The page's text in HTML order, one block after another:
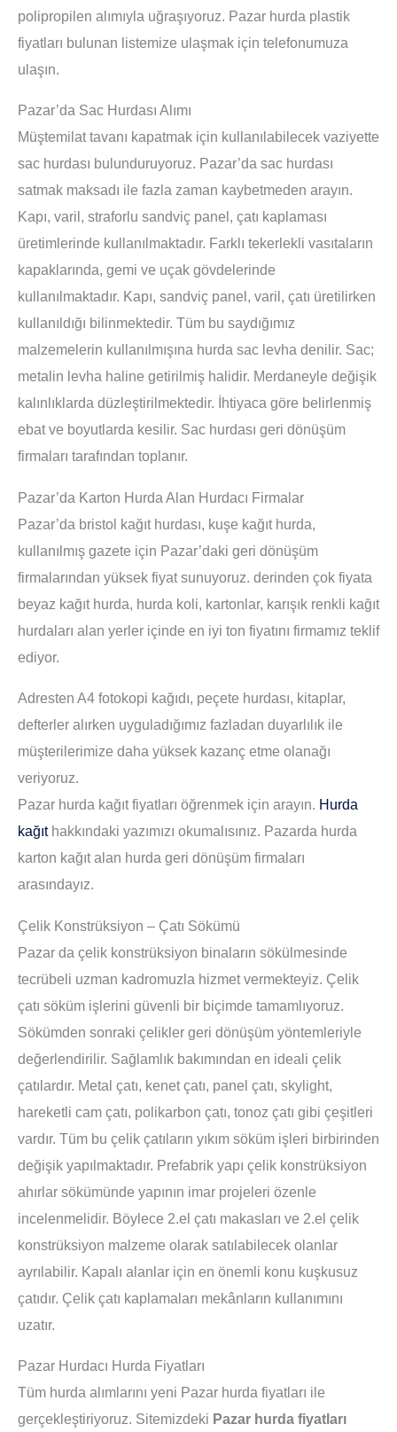
polipropilen alımıyla uğraşıyoruz. Pazar hurda plastik
fiyatları bulunan listemize ulaşmak için telefonumuza
ulaşın.
Pazar’da Sac Hurdası Alımı
Müştemilat tavanı kapatmak için kullanılabilecek vaziyette
sac hurdası bulunduruyoruz. Pazar’da sac hurdası
satmak maksadı ile fazla zaman kaybetmeden arayın.
Kapı, varil, straforlu sandviç panel, çatı kaplaması
üretimlerinde kullanılmaktadır. Farklı tekerlekli vasıtaların
kapaklarında, gemi ve uçak gövdelerinde
kullanılmaktadır. Kapı, sandviç panel, varil, çatı üretilirken
kullanıldığı bilinmektedir. Tüm bu saydığımız
malzemelerin kullanılmışına hurda sac levha denilir. Sac;
metalin levha haline getirilmiş halidir. Merdaneyle değişik
kalınlıklarda düzleştirilmektedir. İhtiyaca göre belirlenmiş
ebat ve boyutlarda kesilir. Sac hurdası geri dönüşüm
firmaları tarafından toplanır.
Pazar’da Karton Hurda Alan Hurdacı Firmalar
Pazar’da bristol kağıt hurdası, kuşe kağıt hurda,
kullanılmış gazete için Pazar’daki geri dönüşüm
firmalarından yüksek fiyat sunuyoruz. derinden çok fiyata
beyaz kağıt hurda, hurda koli, kartonlar, karışık renkli kağıt
hurdaları alan yerler içinde en iyi ton fiyatını firmamız teklif
ediyor.
Adresten A4 fotokopi kağıdı, peçete hurdası, kitaplar,
defterler alırken uyguladığımız fazladan duyarlılık ile
müşterilerimize daha yüksek kazanç etme olanağı
veriyoruz.
Pazar hurda kağıt fiyatları öğrenmek için arayın. Hurda
kağıthakkındaki yazımızı okumalısınız. Pazarda hurda
karton kağıt alan hurda geri dönüşüm firmaları
arasındayız.
Çelik Konstrüksiyon – Çatı Sökümü
Pazar da çelik konstrüksiyon binaların sökülmesinde
tecrübeli uzman kadromuzla hizmet vermekteyiz. Çelik
çatı söküm işlerini güvenli bir biçimde tamamlıyoruz.
Sökümden sonraki çelikler geri dönüşüm yöntemleriyle
değerlendirilir. Sağlamlık bakımından en ideali çelik
çatılardır. Metal çatı, kenet çatı, panel çatı, skylight,
hareketli cam çatı, polikarbon çatı, tonoz çatı gibi çeşitleri
vardır. Tüm bu çelik çatıların yıkım söküm işleri birbirinden
değişik yapılmaktadır. Prefabrik yapı çelik konstrüksiyon
ahırlar sökümünde yapının imar projeleri özenle
incelenmelidir. Böylece 2.el çatı makasları ve 2.el çelik
konstrüksiyon malzeme olarak satılabilecek olanlar
ayrılabilir. Kapalı alanlar için en önemli konu kuşkusuz
çatıdır. Çelik çatı kaplamaları mekânların kullanımını
uzatır.
Pazar Hurdacı Hurda Fiyatları
Tüm hurda alımlarını yeni Pazar hurda fiyatları ile
gerçekleştiriyoruz. Sitemizdeki Pazar hurda fiyatları